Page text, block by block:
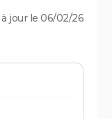
jour le 06/02/26